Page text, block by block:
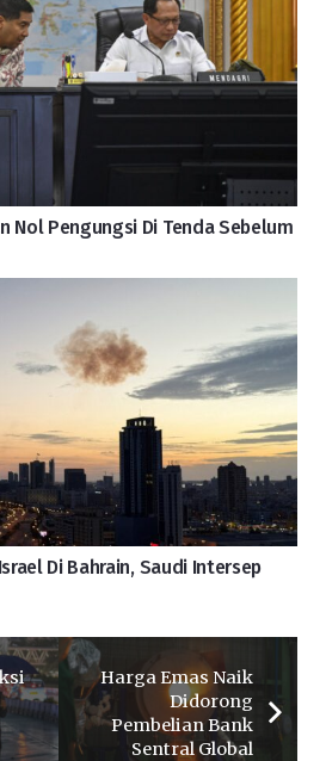
Nol Pengungsi Di Tenda Sebelum
Di Bahrain, Saudi Intersep
Harga Emas Naik
Didorong
Pembelian Bank
Sentral Global